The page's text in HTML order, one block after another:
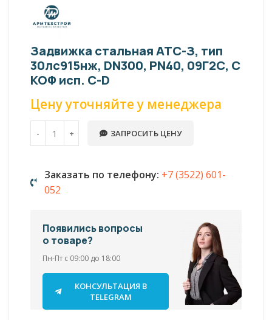
Задвижка стальная АТС-З, тип
30лс915нж, DN300, PN40, 09Г2С, С
КОФ исп. С-D
Цену уточняйте у менеджера
ЗАПРОСИТЬ ЦЕНУ
Заказать по телефону: +7 (3522) 601-
052
Появились вопросы
о товаре?
Пн-Пт с 09:00 до 18:00
КОНСУЛЬТАЦИЯ В
TELEGRAM